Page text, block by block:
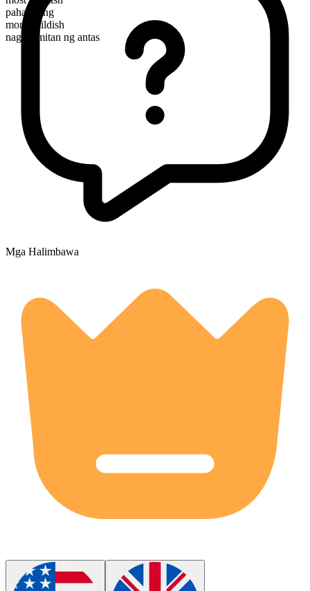
pahambing
more childish
nagagamitan ng antas
Mga Halimbawa